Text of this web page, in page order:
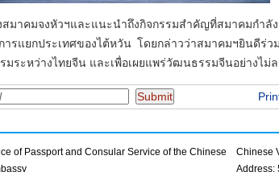
าคมจงหัวฯและแนะนำถึงกิจกรรมสำคัญที่สมาคมกำลั
รแยกประเทศของไต้หวัน โดยกล่าวว่าสมาคมฯยินดีร่
มระหว่างไทยจีน และเพื่อเผยแพร่วัฒนธรรมจีนอย่างไม่
of Passport and Consular Service of the Chinese
Chinese
Address: